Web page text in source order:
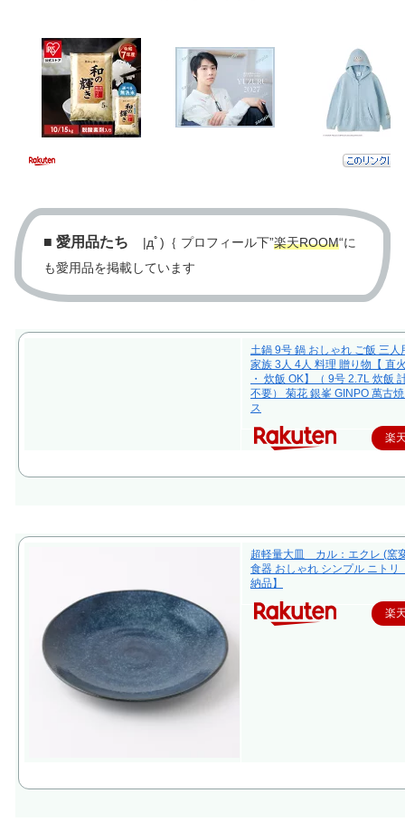
■ 愛用品たち |дﾟ)｛ プロフィール下”楽天ROOM“に
も愛用品を掲載しています
土鍋 9号 鍋 おしゃれ ご飯 三人
家族 3人 4人 料理 贈り物【 直
・ 炊飯 OK】（ 9号 2.7L 炊飯
不要） 菊花 銀峯 GINPO 萬古
ス
楽
超軽量大皿 カル：エクレ (窯
食器 おしゃれ シンプル ニトリ
納品】
楽